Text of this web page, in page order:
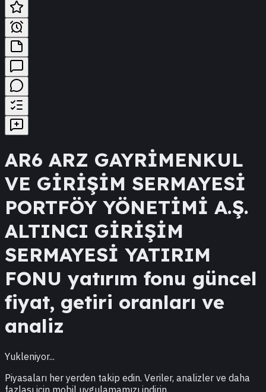
AR6 ARZ GAYRİMENKUL
VE GİRİŞİM SERMAYESİ
PORTFÖY YÖNETİMİ A.Ş.
ALTINCI GİRİŞİM
SERMAYESİ YATIRIM
FONU yatırım fonu güncel
fiyat, getiri oranları ve
analiz
Yukleniyor...
Piyasaları her yerden takip edin. Veriler, analizler ve daha
fazlası için mobil uygulamamızı indirin.